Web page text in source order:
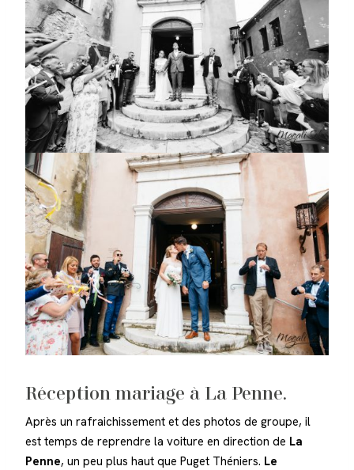
Réception mariage à La Penne.
Après un rafraichissement et des photos de groupe, il
est temps de reprendre la voiture en direction de La
Penne, un peu plus haut que Puget Théniers. Le